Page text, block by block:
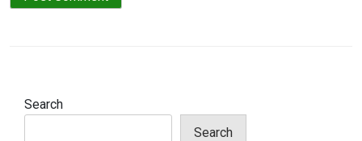
Search
Search